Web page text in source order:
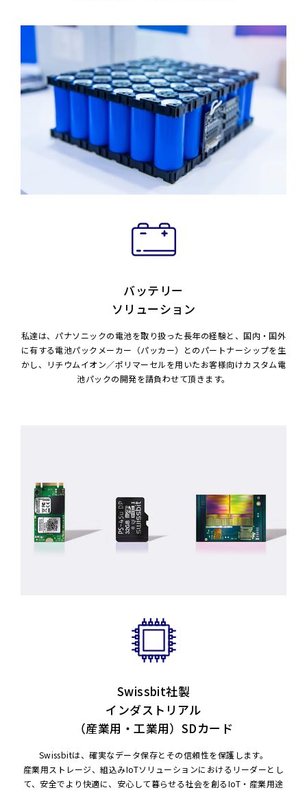
バッテリー
ソリューション
私達は、パナソニックの電池を取り扱った長年の経験と、国内・国外
に有する電池パックメーカー（パッカー）とのパートナーシップを生
かし、リチウムイオン／ポリマーセルを用いたお客様向けカスタム電
池パックの開発を請負わせて頂きます。
Swissbit社製
インダストリアル
（産業用・工業用）SDカード
Swissbitは、確実なデータ保存とその信頼性を保護します。
産業用ストレージ、組込みIoTソリューションにおけるリーダーとし
て、 安全でより快適に、安心して暮らせる社会を創るIoT・産業用途